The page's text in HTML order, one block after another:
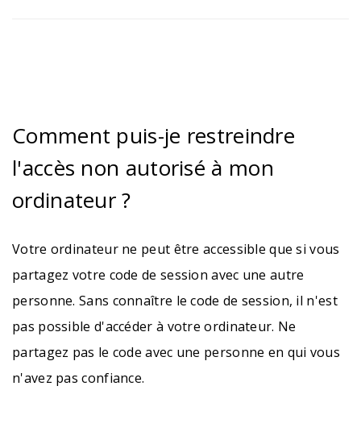
Comment puis-je restreindre
l'accès non autorisé à mon
ordinateur ?
Votre ordinateur ne peut être accessible que si vous
partagez votre code de session avec une autre
personne. Sans connaître le code de session, il n'est
pas possible d'accéder à votre ordinateur. Ne
partagez pas le code avec une personne en qui vous
n'avez pas confiance.